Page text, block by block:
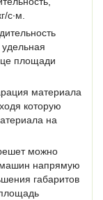
с∙м.
площади
материала
которую
на
можно
машин напрямую
габаритов